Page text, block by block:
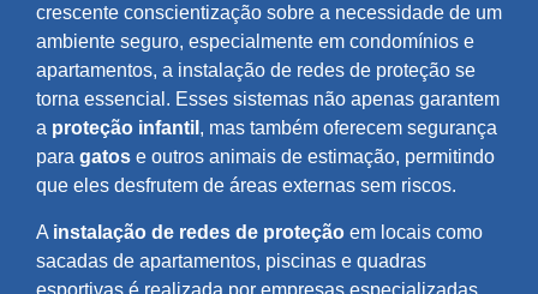
crescente conscientização sobre a necessidade de um
ambiente seguro, especialmente em condomínios e
apartamentos, a instalação de redes de proteção se
torna essencial. Esses sistemas não apenas garantem
a proteção infantil , mas também oferecem segurança
para gatos e outros animais de estimação, permitindo
que eles desfrutem de áreas externas sem riscos.
A instalação de redes de proteção em locais como
sacadas de apartamentos, piscinas e quadras
esportivas é realizada por empresas especializadas